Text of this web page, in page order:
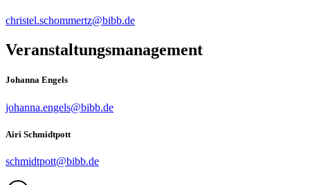
christel.schommertz@bibb.de
Veranstaltungsmanagement
Johanna Engels
johanna.engels@bibb.de
Airi Schmidtpott
schmidtpott@bibb.de